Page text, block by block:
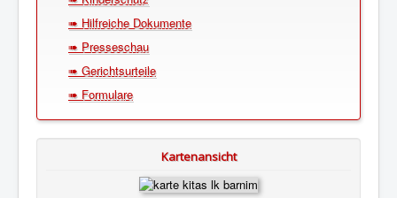
➠ Hilfreiche Dokumente
➠ Presseschau
➠ Gerichtsurteile
➠ Formulare
Kartenansicht